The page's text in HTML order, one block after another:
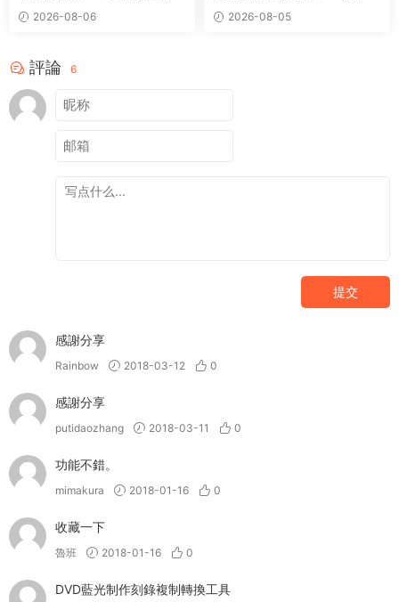
端應用程序
2026-08-06
具 2026-08-05
評論 6
提交
感謝分享
Rainbow 2018-03-12 0
感謝分享
putidaozhang 2018-03-11 0
功能不錯。
mimakura 2018-01-16 0
收藏一下
魯班 2018-01-16 0
DVD藍光制作刻錄複制轉換工具